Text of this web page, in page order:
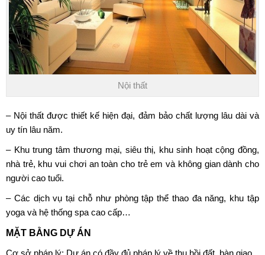
Nội thất
– Nội thất được thiết kế hiện đại, đảm bảo chất lượng lâu dài và
uy tín lâu năm.
– Khu trung tâm thương mại, siêu thị, khu sinh hoạt cộng đồng,
nhà trẻ, khu vui chơi an toàn cho trẻ em và không gian dành cho
người cao tuổi.
– Các dịch vụ tại chỗ như phòng tập thể thao đa năng, khu tập
yoga và hệ thống spa cao cấp…
MẶT BẰNG DỰ ÁN
Cơ sở pháp lý: Dự án có đầy đủ pháp lý về thu hồi đất, bàn giao